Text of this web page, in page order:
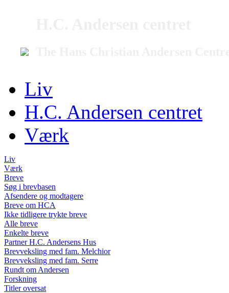
Liv
H.C. Andersen centret
Værk
Liv
Værk
Breve
Søg i brevbasen
Afsendere og modtagere
Breve om HCA
Ikke tidligere trykte breve
Alle breve
Enkelte breve
Partner H.C. Andersens Hus
Brevveksling med fam. Melchior
Brevveksling med fam. Serre
Rundt om Andersen
Forskning
Titler oversat